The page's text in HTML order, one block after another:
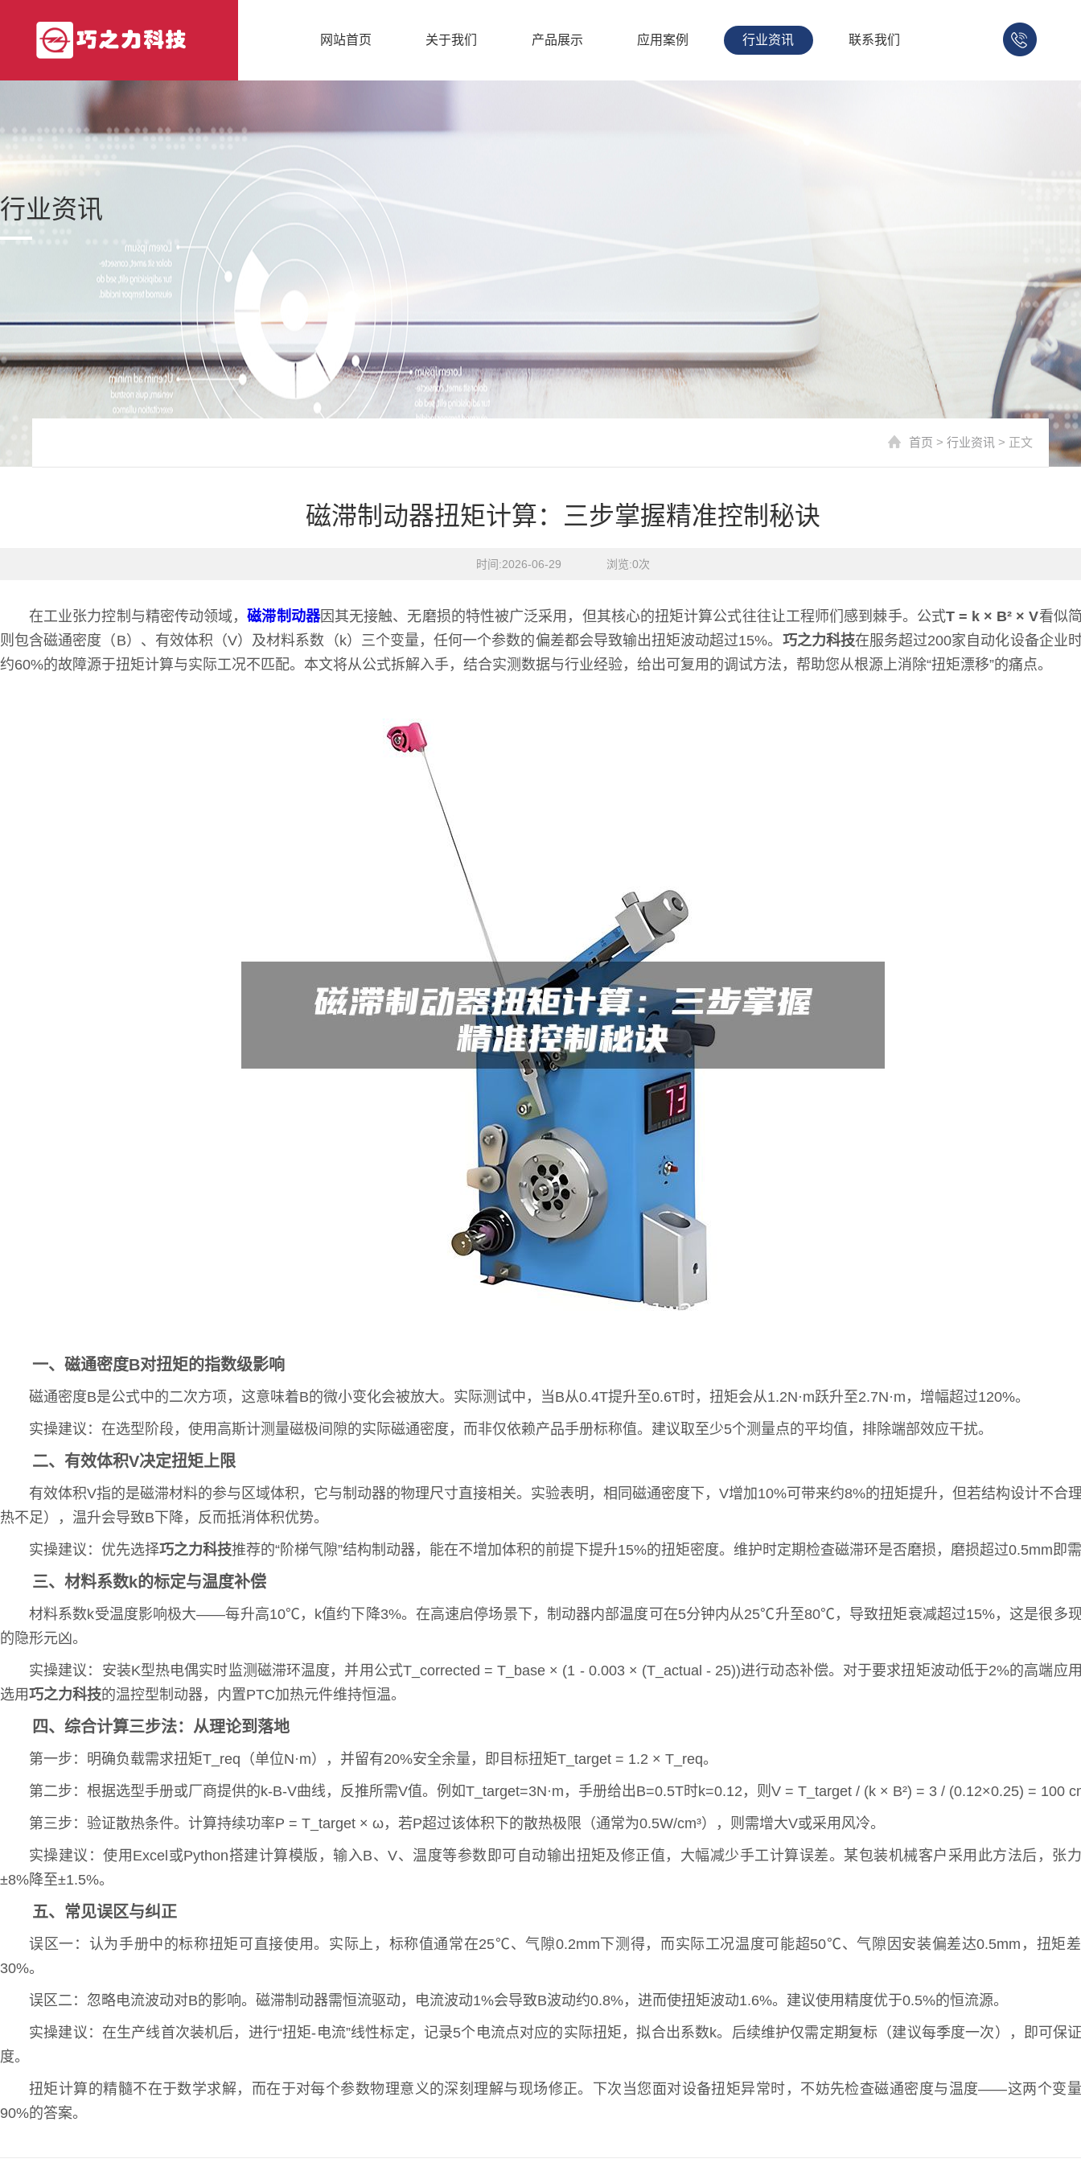
网站首页 关于我们 产品展示 应用案例 行业资讯 联系我们
行业资讯
首页 > 行业资讯 > 正文
磁滞制动器扭矩计算：三步掌握精准控制秘诀
时间:2026-06-29    浏览:0次
在工业张力控制与精密传动领域，磁滞制动器因其无接触、无磨损的特性被广泛采用，但其核心的扭矩计算公式往往让工程师们感到棘手。公式T = k × B² × V看似
则包含磁通密度（B）、有效体积（V）及材料系数（k）三个变量，任何一个参数的偏差都会导致输出扭矩波动超过15%。 巧之力科技在服务超过200家自动化设备企业
约60%的故障源于扭矩计算与实际工况不匹配。本文将从公式拆解入手，结合实测数据与行业经验，给出可复用的调试方法，帮助您从根源上消除“扭矩漂移”的痛点。
一、磁通密度B对扭矩的指数级影响
磁通密度B是公式中的二次方项，这意味着B的微小变化会被放大。实际测试中，当B从0.4T提升至0.6T时，扭矩会从1.2N·m跃升至2.7N·m，增幅超过120%。
实操建议：在选型阶段，使用高斯计测量磁极间隙的实际磁通密度，而非仅依赖产品手册标称值。建议取至少5个测量点的平均值，排除端部效应干扰。
二、有效体积V决定扭矩上限
有效体积V指的是磁滞材料的参与区域体积，它与制动器的物理尺寸直接相关。实验表明，相同磁通密度下，V增加10%可带来约8%的扭矩提升，但若结构设计不合
热不足），温升会导致B下降，反而抵消体积优势。
实操建议：优先选择巧之力科技推荐的“阶梯气隙”结构制动器，能在不增加体积的前提下提升15%的扭矩密度。维护时定期检查磁滞环是否磨损，磨损超过0.5mm即
三、材料系数k的标定与温度补偿
材料系数k受温度影响极大——每升高10℃，k值约下降3%。在高速启停场景下，制动器内部温度可在5分钟内从25℃升至80℃，导致扭矩衰减超过15%，这是很多
的隐形元凶。
实操建议：安装K型热电偶实时监测磁滞环温度，并用公式T_corrected = T_base × (1 - 0.003 × (T_actual - 25))进行动态补偿。对于要求扭矩波动低于2%的高端应
选用巧之力科技的温控型制动器，内置PTC加热元件维持恒温。
四、综合计算三步法：从理论到落地
第一步：明确负载需求扭矩T_req（单位N·m），并留有20%安全余量，即目标扭矩T_target = 1.2 × T_req。
第二步：根据选型手册或厂商提供的k-B-V曲线，反推所需V值。例如T_target=3N·m，手册给出B=0.5T时k=0.12，则V = T_target / (k × B²) = 3 / (0.12×0.25) = 100
第三步：验证散热条件。计算持续功率P = T_target × ω，若P超过该体积下的散热极限（通常为0.5W/cm³），则需增大V或采用风冷。
实操建议：使用Excel或Python搭建计算模版，输入B、V、温度等参数即可自动输出扭矩及修正值，大幅减少手工计算误差。某包装机械客户采用此方法后，张
±8%降至±1.5%。
五、常见误区与纠正
误区一：认为手册中的标称扭矩可直接使用。实际上，标称值通常在25℃、气隙0.2mm下测得，而实际工况温度可能超50℃、气隙因安装偏差达0.5mm，扭矩
30%。
误区二：忽略电流波动对B的影响。磁滞制动器需恒流驱动，电流波动1%会导致B波动约0.8%，进而使扭矩波动1.6%。建议使用精度优于0.5%的恒流源。
实操建议：在生产线首次装机后，进行“扭矩-电流”线性标定，记录5个电流点对应的实际扭矩，拟合出系数k。后续维护仅需定期复标（建议每季度一次），即可保
度。
扭矩计算的精髓不在于数学求解，而在于对每个参数物理意义的深刻理解与现场修正。下次当您面对设备扭矩异常时，不妨先检查磁通密度与温度——这两个变
90%的答案。